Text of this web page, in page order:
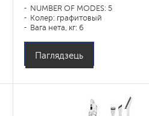
NUMBER OF MODES: 5
Колер: графитовый
Вага нета, кг: 6
Паглядзець